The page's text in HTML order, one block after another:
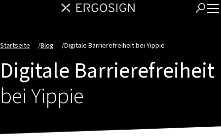
Startseite /Blog /Digitale Barrierefreiheit bei Yippie
Digitale Barrierefreiheit
bei Yippie